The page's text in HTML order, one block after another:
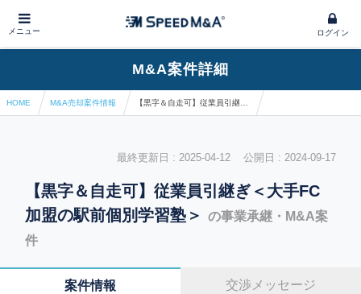
メニュー ログイン
M&A案件詳細
HOME M&A売却案件情報
最終更新日 : 2025-04-12 公開日 : 2024-09-17
【黒字＆自走可】従業員引継ぎ＜大手FC
加盟の駅前個別学習塾＞
の事業承継・M&A案
件
案件情報 交渉メッセージ